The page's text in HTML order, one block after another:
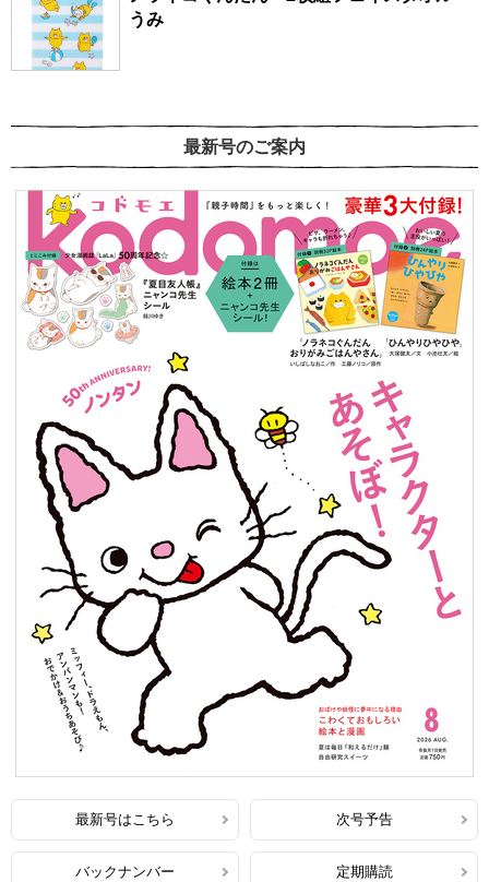
うみ
最新号のご案内
最新号はこちら 次号予告
バックナンバー 定期購読